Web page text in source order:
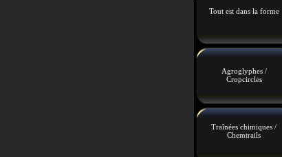
Tout est dans la forme
Agroglyphes /
Cropcircles
Traînées chimiques /
Chemtrails